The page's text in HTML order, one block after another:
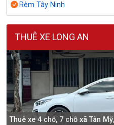
Rèm Tây Ninh
THUÊ XE LONG AN
Thuê xe 4 chỗ, 7 chỗ xã Tân